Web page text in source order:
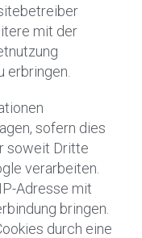
mit der
erbringen.
sofern dies
soweit Dritte
verarbeiten.
Adresse mit
bringen.
durch eine